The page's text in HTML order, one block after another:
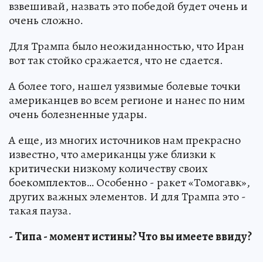
взвешивай, назвать это победой будет очень и
очень сложно.
Для Трампа было неожиданностью, что Иран
вот так стойко сражается, что не сдается.
А более того, нашел уязвимые болевые точки
американцев во всем регионе и нанес по ним
очень болезненные удары.
А еще, из многих источников нам прекрасно
известно, что американцы уже близки к
критически низкому количеству своих
боекомплектов… Особенно - ракет «Томогавк»,
других важных элементов. И для Трампа это -
такая пауза.
- Типа - момент истины? Что вы имеете ввиду?